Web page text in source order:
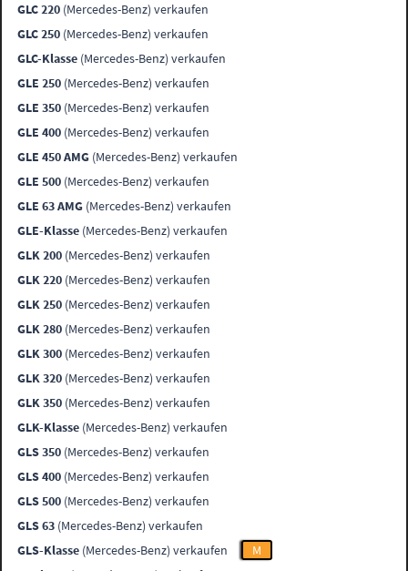
GLC 220 (Mercedes-Benz) verkaufen
GLC 250 (Mercedes-Benz) verkaufen
GLC-Klasse (Mercedes-Benz) verkaufen
GLE 250 (Mercedes-Benz) verkaufen
GLE 350 (Mercedes-Benz) verkaufen
GLE 400 (Mercedes-Benz) verkaufen
GLE 450 AMG (Mercedes-Benz) verkaufen
GLE 500 (Mercedes-Benz) verkaufen
GLE 63 AMG (Mercedes-Benz) verkaufen
GLE-Klasse (Mercedes-Benz) verkaufen
GLK 200 (Mercedes-Benz) verkaufen
GLK 220 (Mercedes-Benz) verkaufen
GLK 250 (Mercedes-Benz) verkaufen
GLK 280 (Mercedes-Benz) verkaufen
GLK 300 (Mercedes-Benz) verkaufen
GLK 320 (Mercedes-Benz) verkaufen
GLK 350 (Mercedes-Benz) verkaufen
GLK-Klasse (Mercedes-Benz) verkaufen
GLS 350 (Mercedes-Benz) verkaufen
GLS 400 (Mercedes-Benz) verkaufen
GLS 500 (Mercedes-Benz) verkaufen
GLS 63 (Mercedes-Benz) verkaufen
GLS-Klasse (Mercedes-Benz) verkaufen
M